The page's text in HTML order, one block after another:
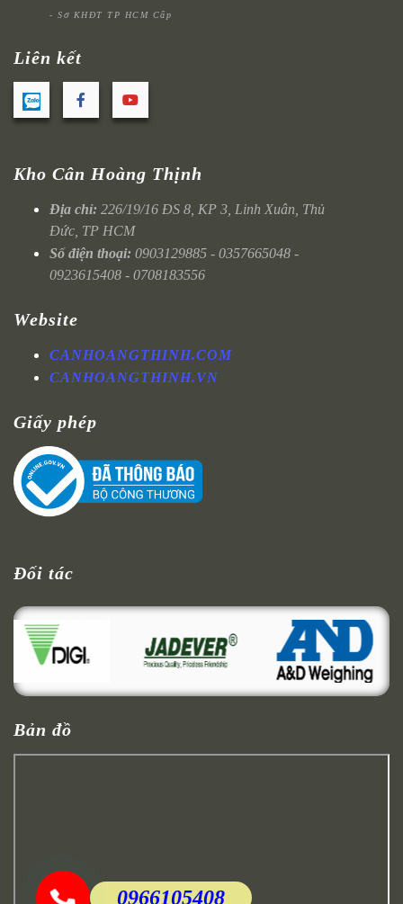
0966105408
- Sở KHĐT TP HCM Cấp
Liên kết
Kho Cân Hoàng Thịnh
Địa chỉ: 226/19/16 ĐS 8, KP 3, Linh Xuân, Thủ
Đức, TP HCM
Số điện thoại: 0903129885 - 0357665048 -
0923615408 - 0708183556
Website
CANHOANGTHINH.COM
CANHOANGTHINH.VN
Giấy phép
Đối tác
Bản đồ